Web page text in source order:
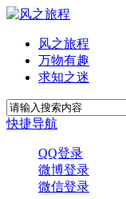
风之旅程
万物有趣
求知之迷
快捷导航
QQ登录
微博登录
微信登录